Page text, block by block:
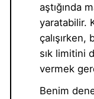
aştığında
yaratabilir.
çalışırken,
sık limitini
vermek
Benim